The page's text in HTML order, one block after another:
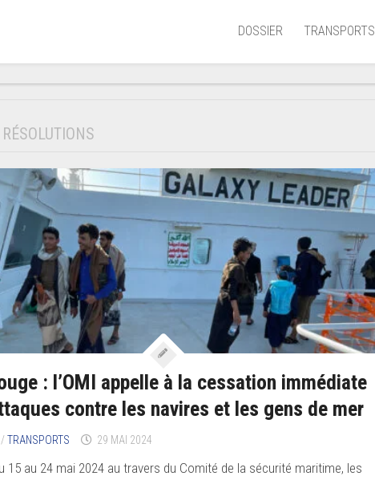
DOSSIER TRANSPORTS
Aérien
Routier
Ferroviaire
Lagunaire
RÉSOLUTIONS
: l’OMI appelle à la cessation immédiate
contre les navires et les gens de mer
/TRANSPORTS 29 MAI 2024
15 au 24 mai 2024 au travers du Comité de la sécurité maritime, les